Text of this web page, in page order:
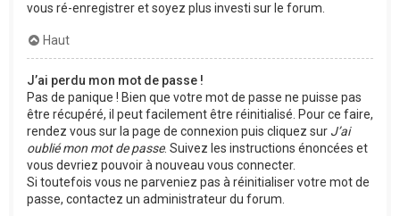
vous ré-enregistrer et soyez plus investi sur le forum.
Haut
J’ai perdu mon mot de passe !
Pas de panique ! Bien que votre mot de passe ne puisse pas
être récupéré, il peut facilement être réinitialisé. Pour ce faire,
rendez vous sur la page de connexion puis cliquez sur J’ai
oublié mon mot de passe. Suivez les instructions énoncées et
vous devriez pouvoir à nouveau vous connecter.
Si toutefois vous ne parveniez pas à réinitialiser votre mot de
passe, contactez un administrateur du forum.